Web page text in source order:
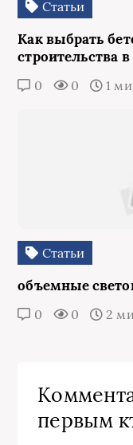
Статьи
Как выбрать
строительства
0 0 1
Статьи
объемные
0 0 2
первым